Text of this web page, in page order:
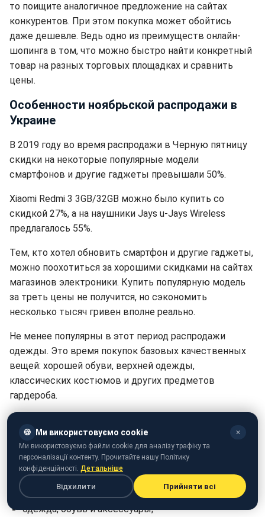
то поищите аналогичное предложение на сайтах
конкурентов. При этом покупка может обойтись
даже дешевле. Ведь одно из преимуществ онлайн-
шопинга в том, что можно быстро найти конкретный
товар на разных торговых площадках и сравнить
цены.
Особенности ноябрьской распродажи в
Украине
В 2019 году во время распродажи в Черную пятницу
скидки на некоторые популярные модели
смартфонов и другие гаджеты превышали 50%.
Xiaomi Redmi 3 3GB/32GB можно было купить со
скидкой 27%, а на наушники Jays u-Jays Wireless
предлагалось 55%.
Тем, кто хотел обновить смартфон и другие гаджеты,
можно поохотиться за хорошими скидками на сайтах
магазинов электроники. Купить популярную модель
за треть цены не получится, но сэкономить
несколько тысяч гривен вполне реально.
Не менее популярны в этот период распродажи
одежды. Это время покупок базовых качественных
вещей: хорошей обуви, верхней одежды,
классических костюмов и других предметов
гардероба.
несколько сотен магазинов и сервисных компаний.
Самые большие скидки, до 70–90%, будут на
следующие категории товаров:
потребительская электроника;
одежда, обувь и аксессуары;
🍪 Ми використовуємо cookie ✕
Ми використовуємо файли cookie для аналізу трафіку та
персоналізації контенту. Прочитайте нашу Політику
конфіденційності. Детальніше
Відхилити Прийняти всі